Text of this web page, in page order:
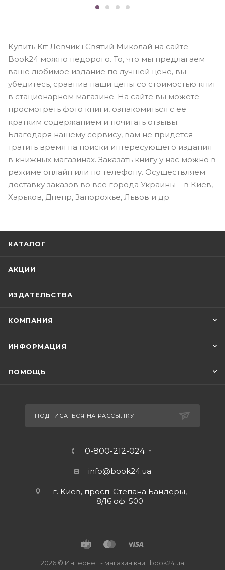
Купить Кіт Левчик і Святий Миколай на сайте
Book24 можно недорого. То, что мы предлагаем
ваше любимое издание по лучшей цене, вы
убедитесь, сравнив наши цены со стоимостью книг
в стационарном магазине. На сайте вы можете
просмотреть фото книги, ознакомиться с ее
кратким содержанием и почитать отзывы.
Благодаря нашему сервису, вам не придется
тратить время на поиски интересующего издания
в книжных магазинах. Заказать книгу у нас можно в
режиме онлайн или по телефону. Осуществляем
доставку заказов во все города Украины – в Киев,
Харьков, Днепр, Запорожье, Львов и др.
КАТАЛОГ
АКЦИИ
ИЗДАТЕЛЬСТВА
КОМПАНИЯ
ИНФОРМАЦИЯ
ПОМОЩЬ
ПОДПИСАТЬСЯ НА РАССЫЛКУ
0-800-212-024
info@book24.ua
г. Киев, просп. Степана Бандеры,
8/16 оф. 500
2026 © Интернет - магазин книг book24.ua